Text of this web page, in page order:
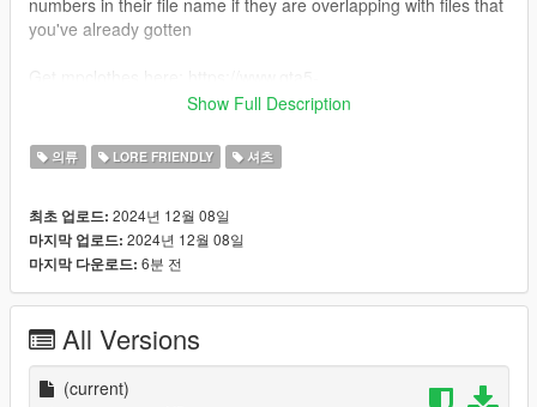
you've already gotten
mods.com/misc/mpclothes-addon-clothing-slots
male - mp_m_freemode_01_mp_m_heist3_jbib_009
female - mp_f_freemode_01_mp_f_heist3_jbib_010
if you need any help or wanna check out the other free
releases out join the discord. <3
Show Full Description
의류 LORE FRIENDLY 셔츠
최초 업로드: 2024년 12월 08일
마지막 업로드: 2024년 12월 08일
마지막 다운로드: 6분 전
All Versions
(current)